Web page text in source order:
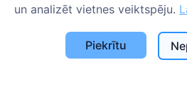
© 2013 - 2026 Cemety Visas
Privātuma politika un
un analizēt vietnes veiktspēju.
Piekrītu